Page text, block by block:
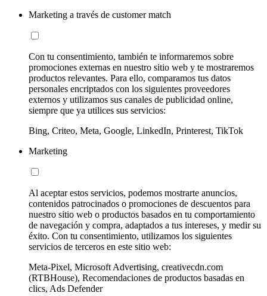
Marketing a través de customer match
Con tu consentimiento, también te informaremos sobre
promociones externas en nuestro sitio web y te mostraremos
productos relevantes. Para ello, comparamos tus datos
personales encriptados con los siguientes proveedores
externos y utilizamos sus canales de publicidad online,
siempre que ya utilices sus servicios:
Bing, Criteo, Meta, Google, LinkedIn, Printerest, TikTok
Marketing
Al aceptar estos servicios, podemos mostrarte anuncios,
contenidos patrocinados o promociones de descuentos para
nuestro sitio web o productos basados en tu comportamiento
de navegación y compra, adaptados a tus intereses, y medir su
éxito. Con tu consentimiento, utilizamos los siguientes
servicios de terceros en este sitio web:
Meta-Pixel, Microsoft Advertising, creativecdn.com
(RTBHouse), Recomendaciones de productos basadas en
clics, Ads Defender